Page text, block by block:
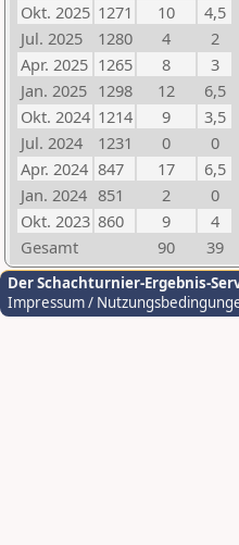
Okt. 2025 1271 10
4,5
Jul. 2025
1280 4
2
Apr. 2025 1265 8
3
Jan. 2025 1298 12
6,5
Okt. 2024 1214 9
3,5
Jul. 2024
1231 0
0
Apr. 2024 847 17
6,5
Jan. 2024 851 2
0
Okt. 2023 860 9
4
Gesamt
90 39
Der Schachturnier-Ergebnis-
Impressum /